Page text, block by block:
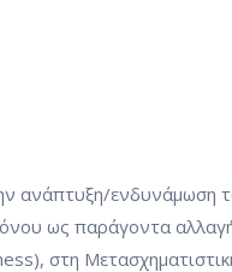
ανάπτυξη/ενδυνάμωση
ως παράγοντα
στη